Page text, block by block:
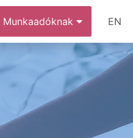
Munkaadóknak EN